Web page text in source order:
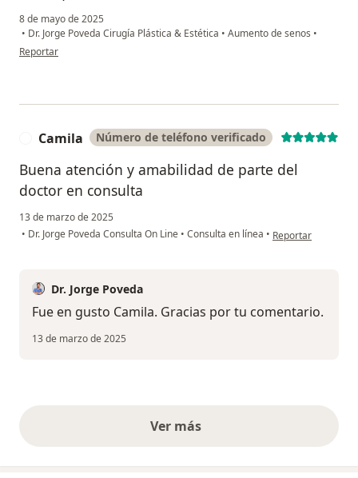
8 de mayo de 2025
• Dr. Jorge Poveda Cirugía Plástica & Estética • Aumento de senos •
en opinión del usuario LM
Reportar
Camila Número de teléfono verificado
Buena atención y amabilidad de parte del
doctor en consulta
13 de marzo de 2025
• Dr. Jorge Poveda Consulta On Line • Consulta en línea • en opinión del
Reportar
Dr. Jorge Poveda
Fue en gusto Camila. Gracias por tu comentario.
13 de marzo de 2025
Ver másopiniones anteriores